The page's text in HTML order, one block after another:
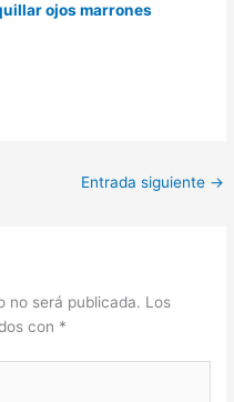
ojos marrones
Entrada siguiente →
no será publicada. Los
con *